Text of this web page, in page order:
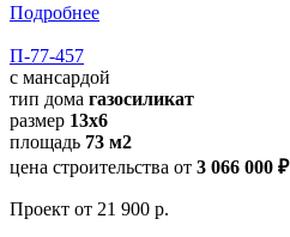
Подробнее
П-77-457
с мансардой
тип дома газосиликат
размер 13х6
площадь 73 м2
цена строительства от 3 066 000 ₽
Проект от 21 900 р.